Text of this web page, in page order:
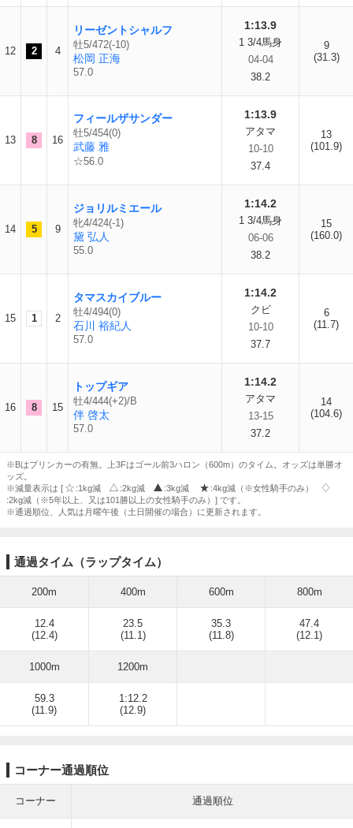
12 2 4
リーゼントシャルフ
牡5/472(-10)
松岡 正海
57.0
1:13.9
1 3/4馬身
04-04
38.2
9
(31.3)
13 8 16
フィールザサンダー
牡5/454(0)
武藤 雅
☆56.0
1:13.9
アタマ
10-10
37.4
13
(101.9)
14 5 9
ジョリルミエール
牝4/424(-1)
黛 弘人
55.0
1:14.2
1 3/4馬身
06-06
38.2
15
(160.0)
15 1 2
タマスカイブルー
牡4/494(0)
石川 裕紀人
57.0
1:14.2
クビ
10-10
37.7
6
(11.7)
16 8 15
トップギア
牡4/444(+2)/B
伴 啓太
57.0
1:14.2
アタマ
13-15
37.2
14
(104.6)
※Bはブリンカーの有無。上3Fはゴール前3ハロン（600m）のタイム。オッズは単勝オ
ッズ。
※減量表示は [
:1kg減 :2kg減 :3kg減
:4kg減（※女性騎手のみ）
:2kg減（※5年以上、又は101勝以上の女性騎手のみ）] です。
※通過順位、人気は月曜午後（土日開催の場合）に更新されます。
通過タイム（ラップタイム）
200m 400m 600m 800m
12.4
(12.4)
23.5
(11.1)
35.3
(11.8)
47.4
(12.1)
1000m 1200m
59.3
(11.9)
1:12.2
(12.9)
コーナー通過順位
コーナー 通過順位